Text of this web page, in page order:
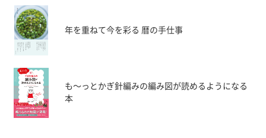
年を重ねて今を彩る 暦の手仕事
も〜っとかぎ針編みの編み図が読めるようになる
本